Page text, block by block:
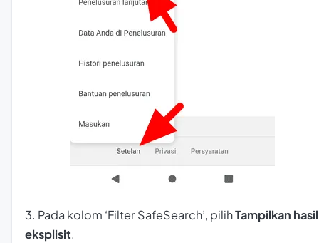
3. Pada kolom ‘Filter SafeSearch’, pilihTampilkan hasil
eksplisit.